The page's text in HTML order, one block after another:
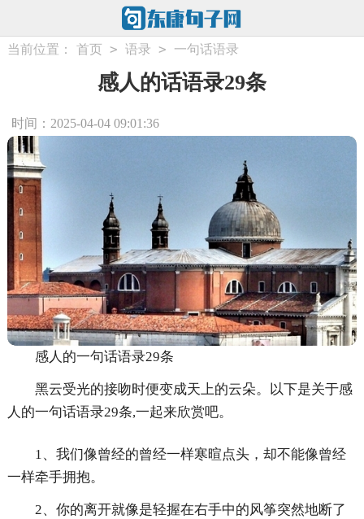
当前位置： 首页 > 语录 > 一句话语录
感人的话语录29条
时间：2025-04-04 09:01:36
感人的一句话语录29条
黑云受光的接吻时便变成天上的云朵。以下是关于感
人的一句话语录29条,一起来欣赏吧。
1、我们像曾经的曾经一样寒暄点头，却不能像曾经
一样牵手拥抱。
2、你的离开就像是轻握在右手中的风筝突然地断了